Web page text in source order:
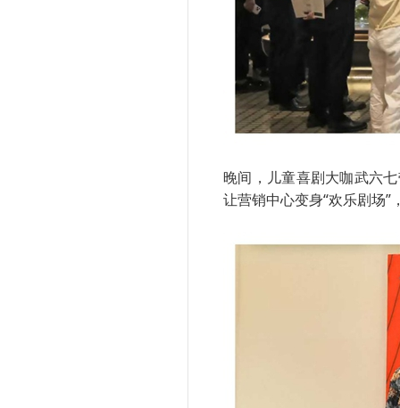
晚间，儿童喜剧大咖武六
让营销中心变身“欢乐剧场